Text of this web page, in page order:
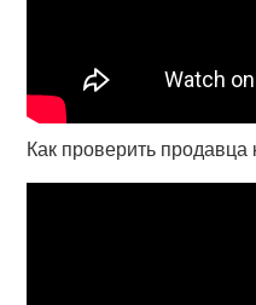
Как проверить